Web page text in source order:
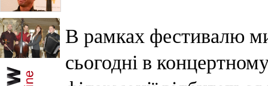
В рамках фестивалю
сьогодні в